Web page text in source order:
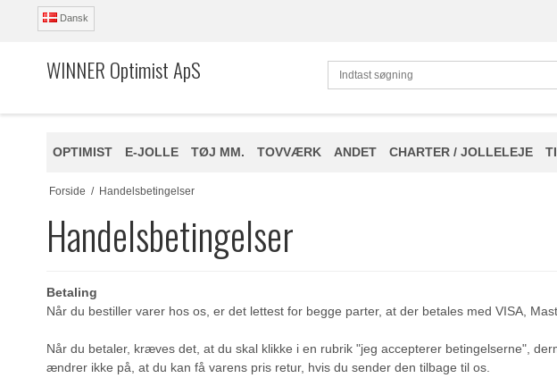
Dansk
WINNER Optimist ApS
OPTIMIST E-JOLLE TØJ MM. TOVVÆRK ANDET CHARTER / JOLLELEJE
Forside / Handelsbetingelser
Handelsbetingelser
Betaling
Når du bestiller varer hos os, er det lettest for begge parter, at der betales med VISA,
Når du betaler, kræves det, at du skal klikke i en rubrik "jeg accepterer betingelserne",
ændrer ikke på, at du kan få varens pris retur, hvis du sender den tilbage til os.